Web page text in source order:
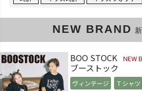
NEW BRAND
BOO STOCK NEW
ブーストック
ヴィンテージ Ｔシャツ